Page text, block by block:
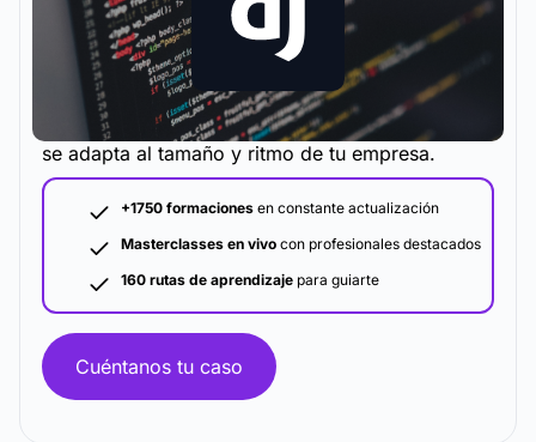
La metodología y plataforma de formación que
se adapta al tamaño y ritmo de tu empresa.
+1750 formaciones en constante actualización
Masterclasses en vivo con profesionales destacados
160 rutas de aprendizaje para guiarte
Cuéntanos tu caso